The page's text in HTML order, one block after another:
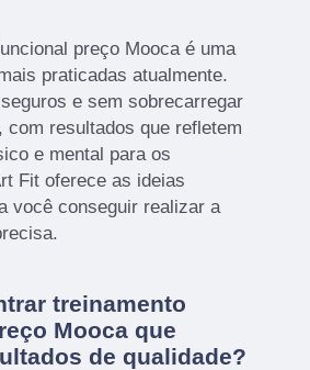
preço Mooca é uma
praticadas atualmente.
e sem sobrecarregar
com resultados que refletem
e mental para os
Fit oferece as ideias
você conseguir realizar a
treinamento
Mooca que
de qualidade?